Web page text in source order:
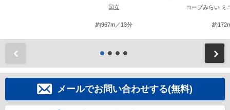
国立
約967m／13分
コープみらい ミ
約
メールでお問い合わせする(無料)